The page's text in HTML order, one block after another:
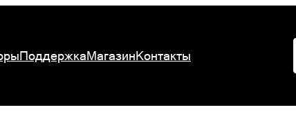
ПоддержкаМагазинКонтакты